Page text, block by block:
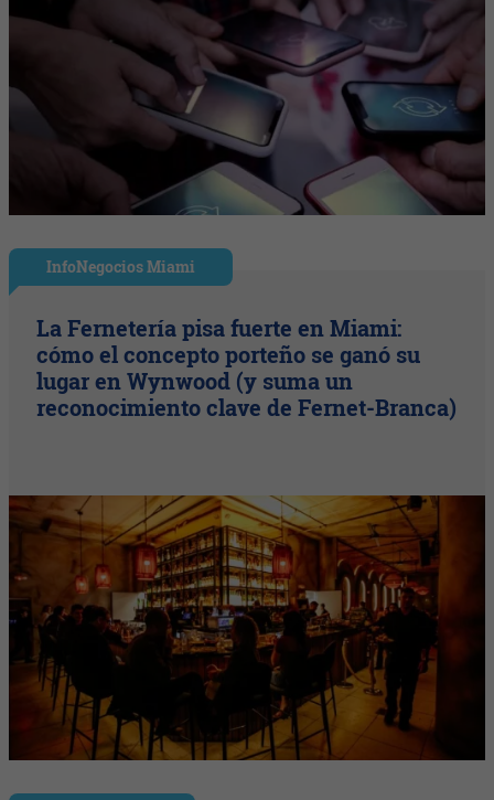
InfoNegocios Miami
La Fernetería pisa fuerte en Miami:
cómo el concepto porteño se ganó su
lugar en Wynwood (y suma un
reconocimiento clave de Fernet-Branca)